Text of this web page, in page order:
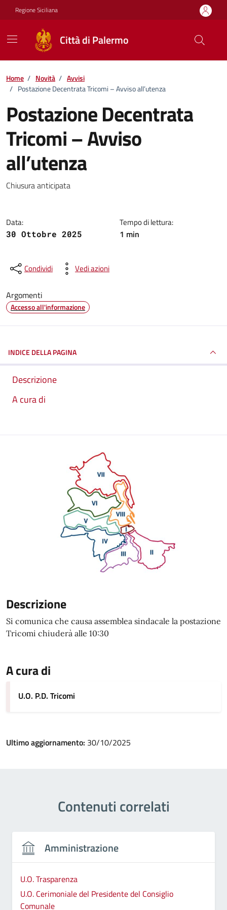
Vai ai contenuti
Vai al footer
Regione Siciliana
Città di Palermo
Home / Novità / Avvisi
/ Postazione Decentrata Tricomi – Avviso all’utenza
Postazione Decentrata
Tricomi – Avviso
all’utenza
Dettagli della notizia
Chiusura anticipata
Data:
30 Ottobre 2025
Tempo di lettura:
1 min
Condividi Vedi azioni
Argomenti
Accesso all'informazione
INDICE DELLA PAGINA
Descrizione
A cura di
Descrizione
Si comunica che causa assemblea sindacale la postazione
Tricomi chiuderà alle 10:30
A cura di
U.O. P.D. Tricomi
Ultimo aggiornamento: 30/10/2025
Contenuti correlati
Amministrazione
U.O. Trasparenza
U.O. Cerimoniale del Presidente del Consiglio
Comunale